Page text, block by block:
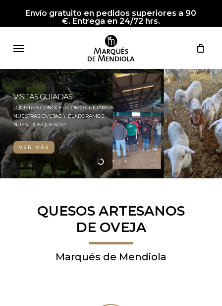
content
Envío gratuito en pedidos superiores a 90
€. Entrega en 24/72 hrs.
Menu
VISITAS GUIADAS
¿QUIERES CONOCER CÓMO CUIDAMOS
NUESTRAS OVEJAS Y ELABORAMOS
NUESTROS QUESOS?
VER MÁS
QUESOS ARTESANOS
DE OVEJA
Marqués de Mendiola